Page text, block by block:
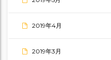
2019年4月
2019年3月